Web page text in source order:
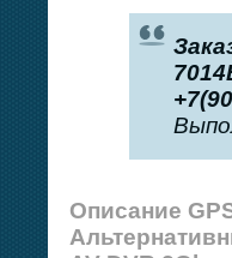
Описание